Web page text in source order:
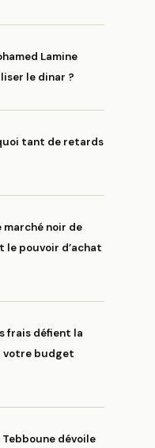
Lamine
le dinar ?
tant de retards
noir de
le pouvoir d’achat
frais défient la
votre budget
dévoile